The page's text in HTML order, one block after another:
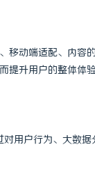
移动端适配、内
提升用户的整体体
用户行为、大数